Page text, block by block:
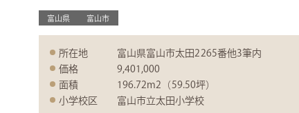
富山県 富山市
所在地
富山県富山市太田2265番他3筆内
価格
9,401,000
面積
196.72m2（59.50坪）
小学校区
富山市立太田小学校